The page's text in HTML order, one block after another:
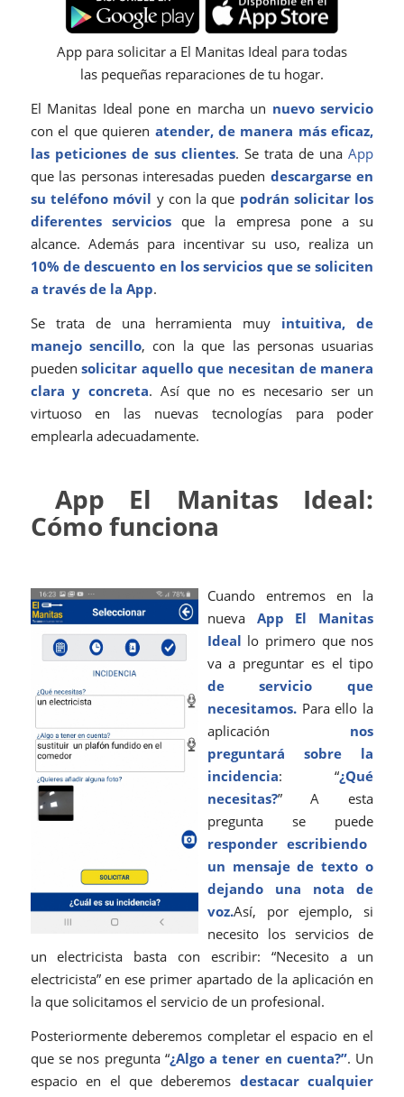
App para solicitar a El Manitas Ideal para todas
las pequeñas reparaciones de tu hogar.
El Manitas Ideal pone en marcha un nuevo servicio
con el que quieren atender, de manera más eficaz,
las peticiones de sus clientes. Se trata de una App
que las personas interesadas pueden descargarse en
su teléfono móvil y con la que podrán solicitar los
diferentes servicios que la empresa pone a su
alcance. Además para incentivar su uso, realiza un
10% de descuento en los servicios que se soliciten
a través de la App.
Se trata de una herramienta muy intuitiva, de
manejo sencillo, con la que las personas usuarias
puedensolicitar aquello que necesitan de manera
clara y concreta. Así que no es necesario ser un
virtuoso en las nuevas tecnologías para poder
emplearla adecuadamente.
App El Manitas Ideal:
Cómo funciona
Cuando entremos en la
nueva App El Manitas
Ideal lo primero que nos
va a preguntar es el tipo
de servicio que
necesitamos.Para ello la
aplicación nos
preguntará sobre la
incidencia: “¿Qué
necesitas?” A esta
pregunta se puede
responder escribiendo
un mensaje de texto o
dejando una nota de
voz.Así, por ejemplo, si
necesito los servicios de
un electricista basta con escribir: “Necesito a un
electricista” en ese primer apartado de la aplicación en
la que solicitamos el servicio de un profesional.
Posteriormente deberemos completar el espacio en el
que se nos pregunta “¿Algo a tener en cuenta?”. Un
espacio en el que deberemos destacar cualquier